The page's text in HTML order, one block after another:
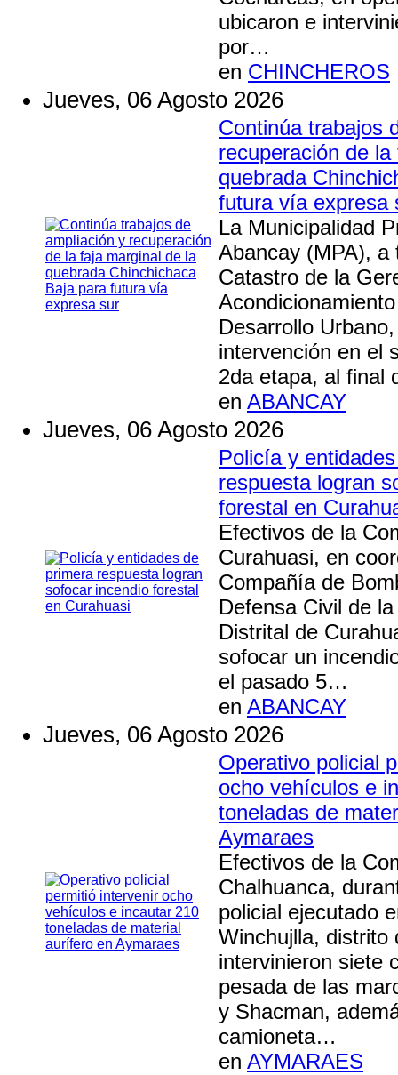
ubicaron e
por…
en CHINCHEROS
Jueves, 06 Agosto 2026
Continúa trabajos
recuperación de
quebrada
futura vía expresa
La Municipalidad
Abancay (MPA), a
Catastro de la
Desarrollo
intervención en el
2da etapa, al final
en ABANCAY
Jueves, 06 Agosto 2026
Policía y
respuesta logran
forestal en
Efectivos de la
Curahuasi, en
Compañía de
Defensa Civil de
Distrital de
sofocar un
el pasado 5…
en ABANCAY
Jueves, 06 Agosto 2026
Operativo policial
ocho vehículos e
toneladas de
Aymaraes
Efectivos de la
Chalhuanca,
policial ejecutado
Winchujlla, distrito
intervinieron siete
pesada de las
y Shacman,
camioneta…
en AYMARAES